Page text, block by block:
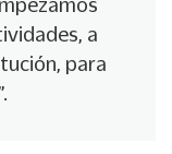
a
para